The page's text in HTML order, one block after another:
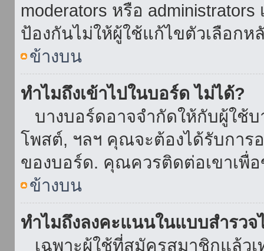
moderators หรือ
ป้องกันไม่ให้ผู้ใช้แก้ไขตัวเลือกห
ข้างบน
ทำไมถึงเข้าไปในบอร์ด ไม่ได้?
บางบอร์ดอาจจำกัดให้กับผู้ใช้บ
โพสต์, ฯลฯ คุณจะต้องได้รับการ
ของบอร์ด. คุณควรติดต่อเขาเพื่
ข้างบน
ทำไมถึงลงคะแนนในแบบสำรวจ
เฉพาะผู้ใช้ที่สมัครสมาชิกแล้ว